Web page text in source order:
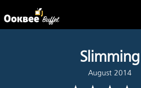
Slimming
August 2014